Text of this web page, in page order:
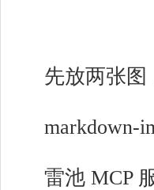
先放两张图
markdown-
雷池 MCP